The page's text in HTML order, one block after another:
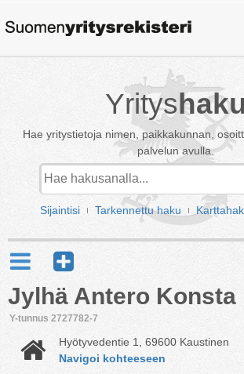
Yrityshaku
Hae yritystietoja nimen, paikkakunnan,
palvelun avulla.
Sijaintisi Tarkennettu haku
Jylhä Antero Konsta
Y-tunnus 2727782-7
Hyötyvedentie 1, 69600 Kaustinen
Navigoi kohteeseen